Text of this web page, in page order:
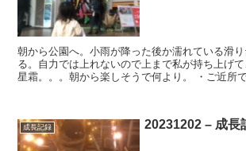
朝から公園へ。小雨が降った後か濡れている滑
る。自力では上れないので上まで私が持ち上げ
星霜。。。朝から楽しそうで何より。 ・ご近所
成長記録 20231202 – 成長